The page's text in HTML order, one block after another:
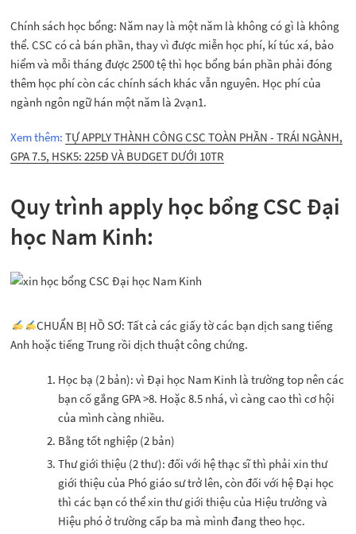
Chính sách học bổng: Năm nay là một năm là không có gì là không
thể. CSC có cả bán phần, thay vì được miễn học phí, kí túc xá, bảo
hiểm và mỗi tháng được 2500 tệ thì học bổng bán phần phải đóng
thêm học phí còn các chính sách khác vẫn nguyên. Học phí của
ngành ngôn ngữ hán một năm là 2vạn1.
Xem thêm: TỰ APPLY THÀNH CÔNG CSC TOÀN PHẦN - TRÁI NGÀNH,
GPA 7.5, HSK5: 225Đ VÀ BUDGET DƯỚI 10TR
Quy trình apply học bổng CSC Đại
học Nam Kinh:
CHUẨN BỊ HỒ SƠ: Tất cả các giấy tờ các bạn dịch sang tiếng
Anh hoặc tiếng Trung rồi dịch thuật công chứng.
Học bạ (2 bản): vì Đại học Nam Kinh là trường top nên các
bạn cố gắng GPA >8. Hoặc 8.5 nhá, vì càng cao thì cơ hội
của mình càng nhiều.
Bằng tốt nghiệp (2 bản)
Thư giới thiệu (2 thư): đối với hệ thạc sĩ thì phải xin thư
giới thiệu của Phó giáo sư trở lên, còn đối với hệ Đại học
thì các bạn có thể xin thư giới thiệu của Hiệu trưởng và
Hiệu phó ở trường cấp ba mà mình đang theo học.